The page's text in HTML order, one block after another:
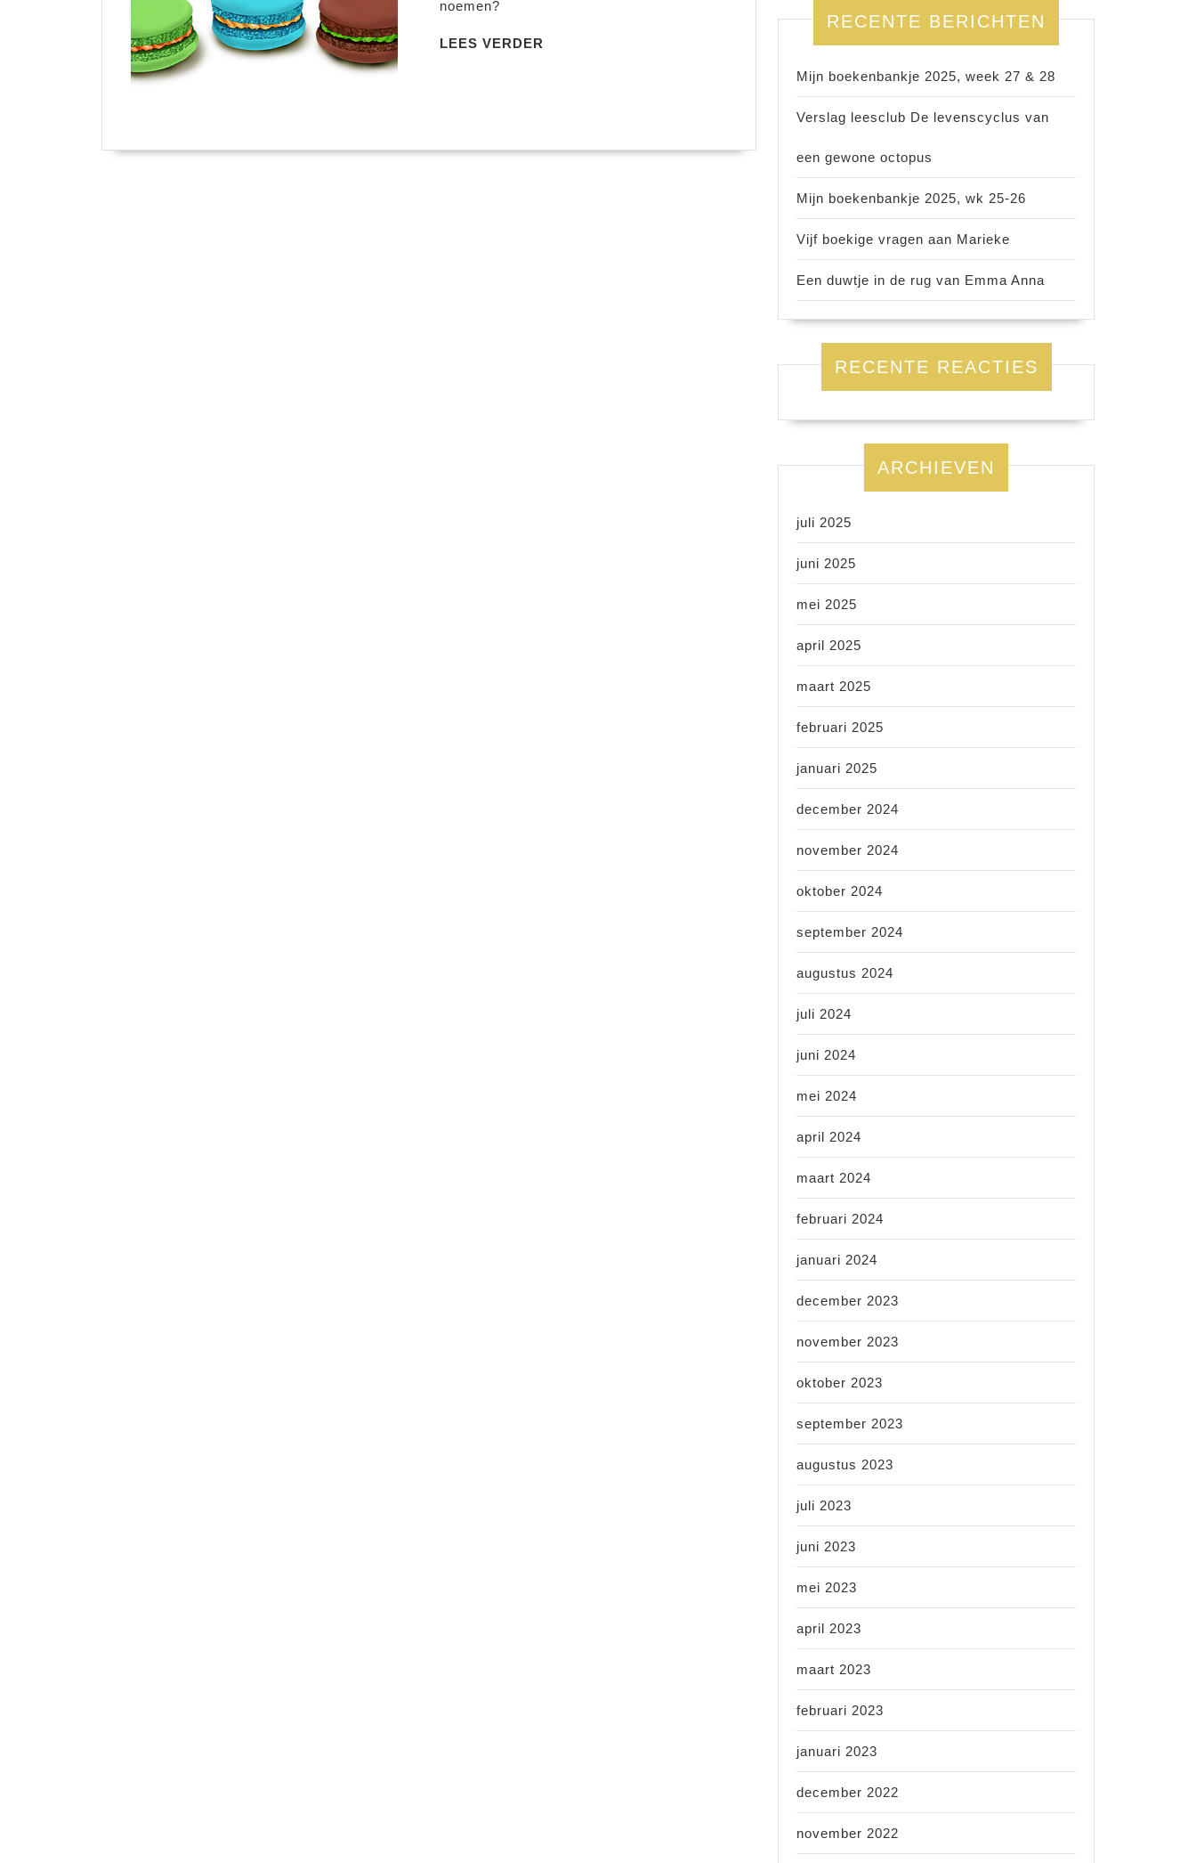
noemen?
LEES VERDER
RECENTE BERICHTEN
Mijn boekenbankje 2025, week 27 & 28
Verslag leesclub De levenscyclus van
een gewone octopus
Mijn boekenbankje 2025, wk 25-26
Vijf boekige vragen aan Marieke
Een duwtje in de rug van Emma Anna
RECENTE REACTIES
ARCHIEVEN
juli 2025
juni 2025
mei 2025
april 2025
maart 2025
februari 2025
januari 2025
december 2024
november 2024
oktober 2024
september 2024
augustus 2024
juli 2024
juni 2024
mei 2024
april 2024
maart 2024
februari 2024
januari 2024
december 2023
november 2023
oktober 2023
september 2023
augustus 2023
juli 2023
juni 2023
mei 2023
april 2023
maart 2023
februari 2023
januari 2023
december 2022
november 2022